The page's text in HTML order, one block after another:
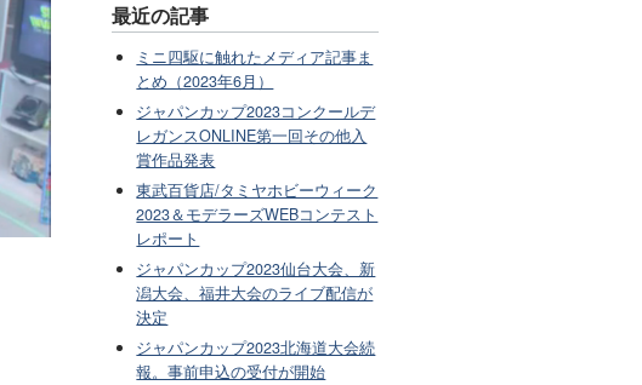
最近の記事
ミニ四駆に触れたメディア記事ま
とめ（2023年6月）
ジャパンカップ2023コンクールデ
レガンスONLINE第一回その他入
賞作品発表
東武百貨店/タミヤホビーウィーク
2023＆モデラーズWEBコンテスト
レポート
ジャパンカップ2023仙台大会、新
潟大会、福井大会のライブ配信が
決定
ジャパンカップ2023北海道大会続
報。事前申込の受付が開始